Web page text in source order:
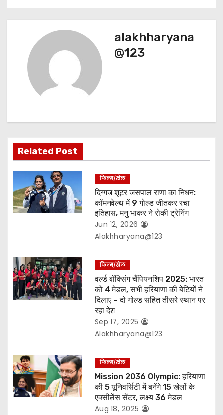
n
a
t
i
o
n
alakhharyana
@123
Related Post
फिल्म/खेल
दिग्गज शूटर जसपाल राणा का निधन:
कॉमनवेल्थ में 9 गोल्ड जीतकर रचा
इतिहास, मनु भाकर ने रोकी ट्रेनिंग
Jun 12, 2026
Alakhharyana@123
फिल्म/खेल
वर्ल्ड बॉक्सिंग चैंपियनशिप 2025: भारत
को 4 मेडल, सभी हरियाणा की बेटियों ने
दिलाए – दो गोल्ड सहित तीसरे स्थान पर
रहा देश
Sep 17, 2025
Alakhharyana@123
फिल्म/खेल
Mission 2036 Olympic: हरियाणा
की 5 यूनिवर्सिटी में बनेंगे 15 खेलों के
एक्सीलेंस सेंटर, लक्ष्य 36 मेडल
Aug 18, 2025